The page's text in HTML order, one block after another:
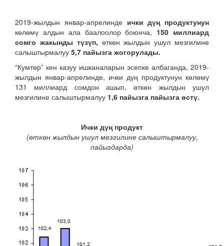
2019-жылдын январ-апрелинде ички дүң продуктунун
көлөмү алдын ала баалоолор боюнча, 150 миллиард
сомго жакынды түзүп, өткөн жылдын ушул мезгилине
салыштырмалуу 5,7 пайызга жогорулады.
“Кумтөр” кен казуу ишканаларын эсепке албаганда, 2019-
жылдын январ-апрелинде, ички дүң продуктунун көлөмү
131 миллиард сомдон ашып, өткөн жылдын ушул
мезгилине салыштырмалуу 1,6 пайызга пайызга өстү.
Ички дүң продукт
(өткөн жылдын ушул мезгилине салыштырмалуу,
пайыздарда)